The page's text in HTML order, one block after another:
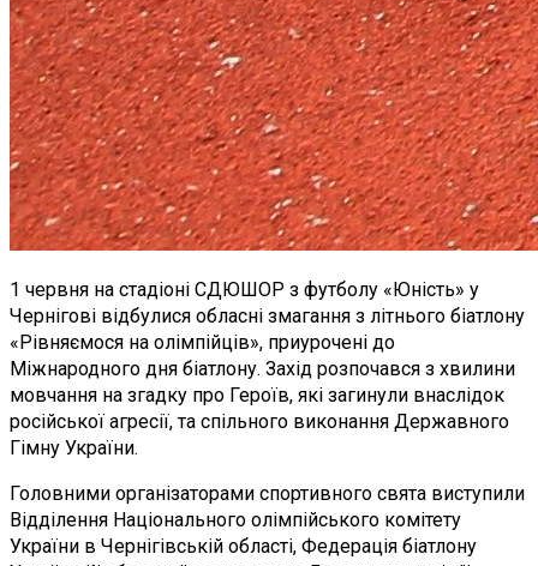
1 червня на стадіоні СДЮШОР з футболу «Юність» у
Чернігові відбулися обласні змагання з літнього біатлону
«Рівняємося на олімпійців», приурочені до
Міжнародного дня біатлону. Захід розпочався з хвилини
мовчання на згадку про Героїв, які загинули внаслідок
російської агресії, та спільного виконання Державного
Гімну України.
Головними організаторами спортивного свята виступили
Відділення Національного олімпійського комітету
України в Чернігівській області, Федерація біатлону